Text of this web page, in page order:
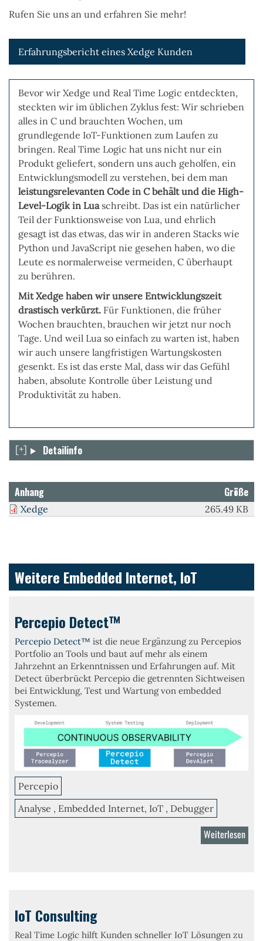
Rufen Sie uns an und erfahren Sie mehr!
Erfahrungsbericht eines Xedge Kunden
Bevor wir Xedge und Real Time Logic entdeckten,
steckten wir im üblichen Zyklus fest: Wir schrieben
alles in C und brauchten Wochen, um
grundlegende IoT-Funktionen zum Laufen zu
bringen. Real Time Logic hat uns nicht nur ein
Produkt geliefert, sondern uns auch geholfen, ein
Entwicklungsmodell zu verstehen, bei dem man
leistungsrelevanten Code in C behält und die High-
Level-Logik in Luaschreibt. Das ist ein natürlicher
Teil der Funktionsweise von Lua, und ehrlich
gesagt ist das etwas, das wir in anderen Stacks wie
Python und JavaScript nie gesehen haben, wo die
Leute es normalerweise vermeiden, C überhaupt
zu berühren.
Mit Xedge haben wir unsere Entwicklungszeit
drastisch verkürzt. Für Funktionen, die früher
Wochen brauchten, brauchen wir jetzt nur noch
Tage. Und weil Lua so einfach zu warten ist, haben
wir auch unsere langfristigen Wartungskosten
gesenkt. Es ist das erste Mal, dass wir das Gefühl
haben, absolute Kontrolle über Leistung und
Produktivität zu haben.
Show
Detailinfo
Anhang Größe
Xedge 265.49 KB
Weitere Embedded Internet, IoT
Percepio Detect™
Percepio Detect™ ist die neue Ergänzung zu Percepios
Portfolio an Tools und baut auf mehr als einem
Jahrzehnt an Erkenntnissen und Erfahrungen auf. Mit
Detect überbrückt Percepio die getrennten Sichtweisen
bei Entwicklung, Test und Wartung von embedded
Systemen.
Percepio
Analyse , Embedded Internet, IoT , Debugger
Weiterlesen
IoT Consulting
Real Time Logic hilft Kunden schneller IoT Lösungen zu